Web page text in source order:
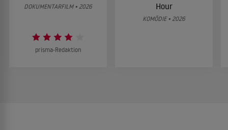
DOKUMENTARFILM • 2026
prisma-Redaktion
Hour
KOMÖDIE • 2026